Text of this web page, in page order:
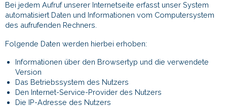
Bei jedem Aufruf unserer Internetseite erfasst unser System
automatisiert Daten und Informationen vom Computersystem
des aufrufenden Rechners.
Folgende Daten werden hierbei erhoben:
Informationen über den Browsertyp und die verwendete
Version
Das Betriebssystem des Nutzers
Den Internet-Service-Provider des Nutzers
Die IP-Adresse des Nutzers